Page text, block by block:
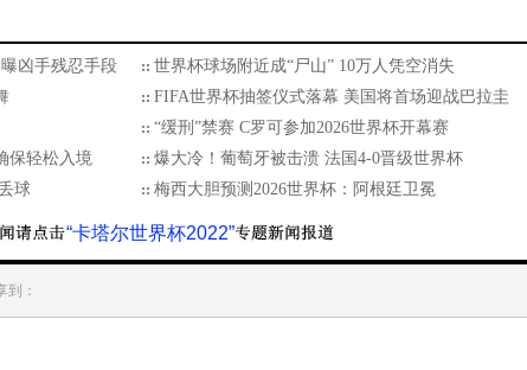
凶手残忍手段
世界杯球场附近成“尸山” 10万人凭空消失
FIFA世界杯抽签仪式落幕 美国将首场迎战巴拉圭
“缓刑”禁赛 C罗可参加2026世界杯开幕赛
保轻松入境
爆大冷！葡萄牙被击溃 法国4-0晋级世界杯
球
梅西大胆预测2026世界杯：阿根廷卫冕
“卡塔尔世界杯2022”
到：